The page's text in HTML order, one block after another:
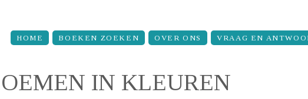
HOME BOEKEN ZOEKEN OVER ONS VRAAG EN
IN KLEUREN